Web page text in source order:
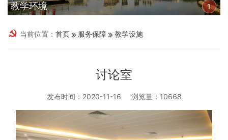
教学环境 1
当前位置： 首页 服务保障 教学设施
讨论室
发布时间：2020-11-16 浏览量：10668